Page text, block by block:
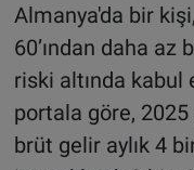
Almanya'da bir
60’ından daha
riski altında kabul
portala göre, 2025
brüt gelir aylık 4